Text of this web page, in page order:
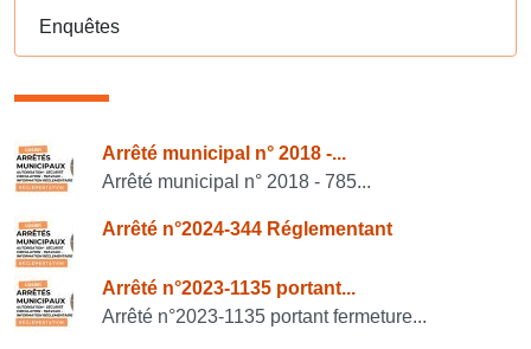
Enquêtes
Consulter également
Arrêté municipal n° 2018 -...
Arrêté municipal n° 2018 - 785...
Arrêté n°2024-344 Réglementant
Arrêté n°2023-1135 portant...
Arrêté n°2023-1135 portant fermeture...